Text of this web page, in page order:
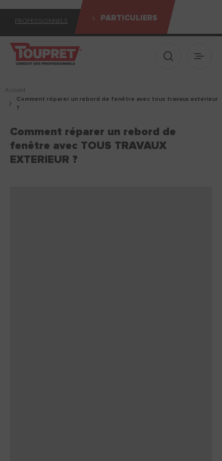
PROFESSIONNELS PARTICULIERS
Afficher le
Accueil
comment réparer un rebord de fenêtre avec tous travaux exterieur
?
Comment réparer un rebord de
fenêtre avec TOUS TRAVAUX
EXTERIEUR ?